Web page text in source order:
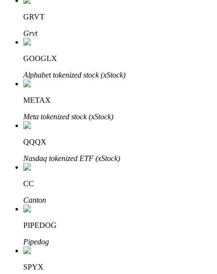
มากถึง 65% คอมมิชชั่น!
เชิญเพื่อนเพื่อรับรางวัลเงินสด
BTC Welcome Rewards
GRVT
Grvt
GOOGLX
Alphabet tokenized stock (xStock)
METAX
Meta tokenized stock (xStock)
QQQX
Nasdaq tokenized ETF (xStock)
CC
Canton
PIPEDOG
Pipedog
SPYX